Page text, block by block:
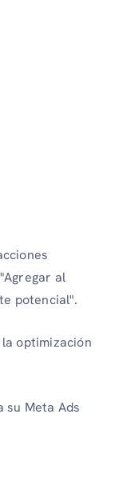
al
potencial".
optimización
su Meta Ads